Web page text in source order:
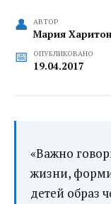
АВТОР
Мария
ОПУБЛИКОВАНО
19.04.2017
«Важно
жизни,
детей образ